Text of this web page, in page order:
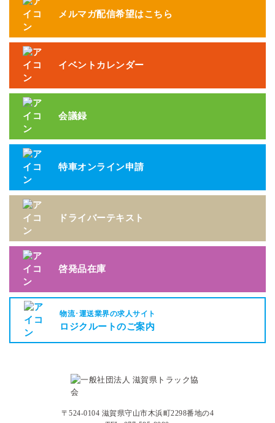
メルマガ配信希望はこちら
イベントカレンダー
会議録
特車オンライン申請
ドライバーテキスト
啓発品在庫
物流･運送業界の求人サイト
ロジクルートのご案内
〒524-0104 滋賀県守山市木浜町2298番地の4